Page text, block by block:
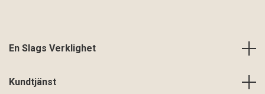
En Slags Verklighet
Kundtjänst